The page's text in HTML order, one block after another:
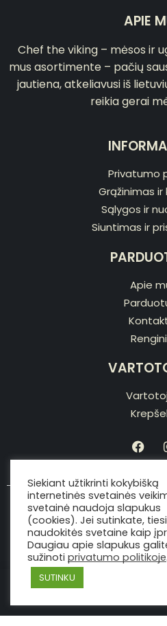
APIE
Chef the viking – mėsos ir
mus asortimente – pačių
jautiena, atkeliavusi iš
reikia gerai
Privatumo
Grąžinimas
Sąlygos ir
Siuntimas ir
Apie
Copyright ©
made with love by
Siekiant užtikrinti kokybišką
internetinės svetainės
svetainė naudoja slapukus
(cookies). Jei sutinkate,
naudokitės svetaine kaip
Daugiau apie slapukus
sužinoti privatumo politikoje.
SUTINKU